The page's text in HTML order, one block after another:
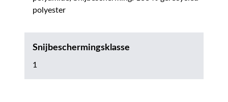
polyester
Snijbeschermingsklasse
1